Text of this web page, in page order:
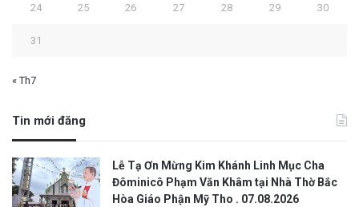
24 25 26 27 28 29 30
31
« Th7
Tin mới đăng
Lễ Tạ Ơn Mừng Kim Khánh Linh Mục Cha
Đôminicô Phạm Văn Khâm tại Nhà Thờ Bắc
Hòa Giáo Phận Mỹ Tho . 07.08.2026